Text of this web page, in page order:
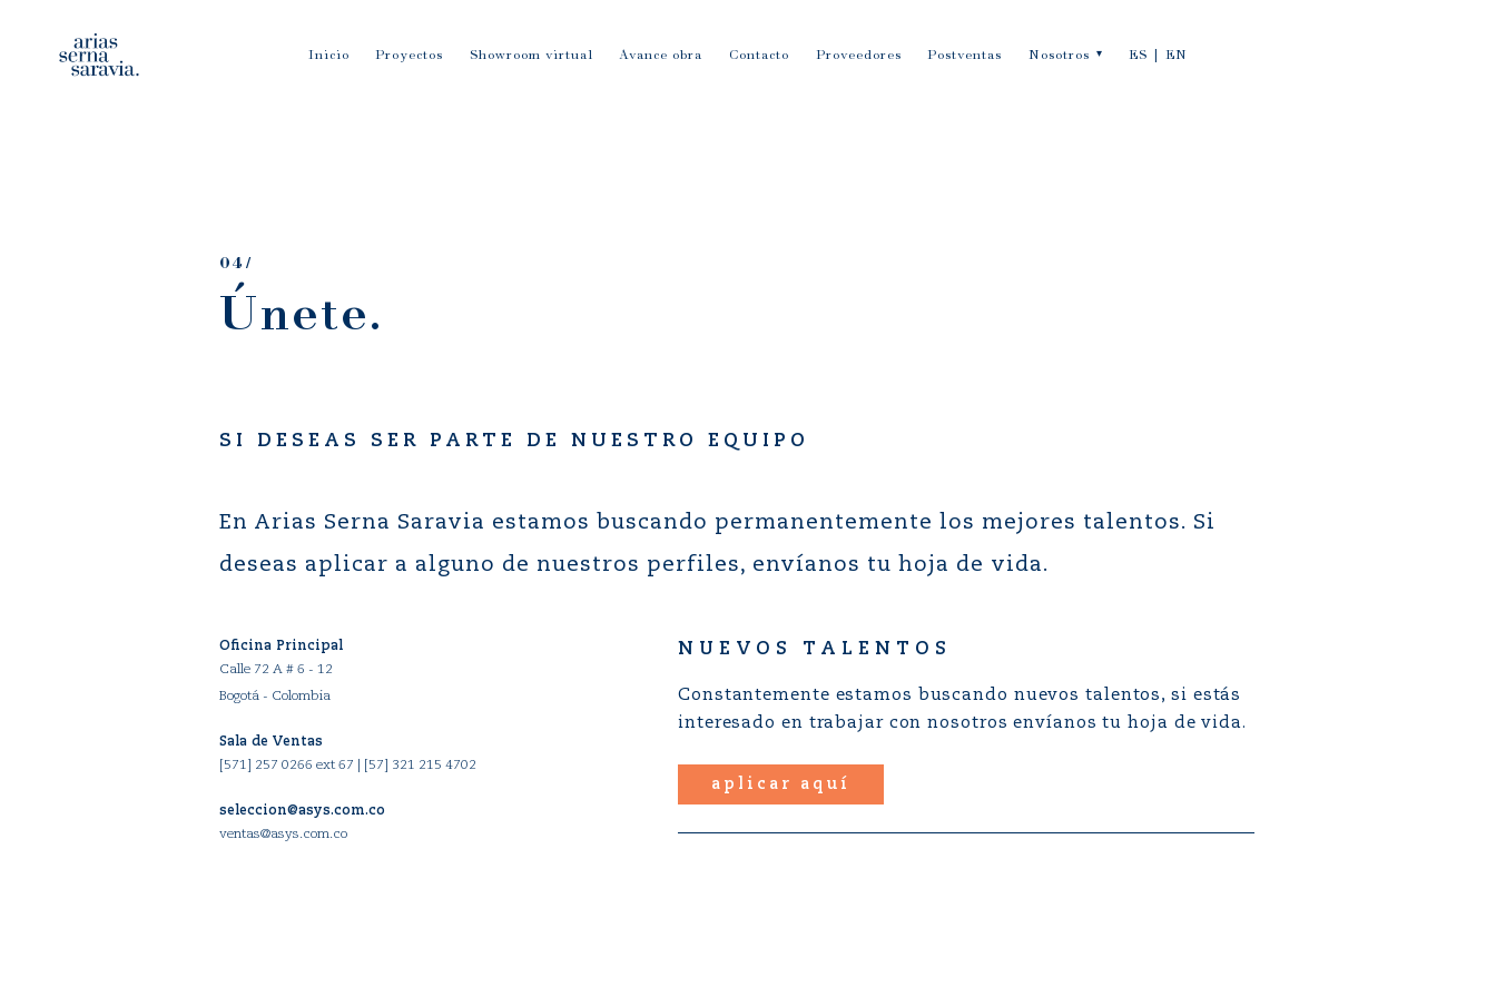
Inicio Proyectos Showroom virtual Avance obra Contacto Proveedores Postventas Nosotros ES |EN
04/
Únete.
SI DESEAS SER PARTE DE NUESTRO EQUIPO
En Arias Serna Saravia estamos buscando permanentemente los mejores talentos. Si
deseas aplicar a alguno de nuestros perfiles, envíanos tu hoja de vida.
Oficina Principal
Calle 72 A # 6 - 12
Bogotá - Colombia
Sala de Ventas
[571] 257 0266 ext 67
[57] 321 215 4702
seleccion@asys.com.co
ventas@asys.com.co
NUEVOS TALENTOS
Constantemente estamos buscando nuevos talentos, si estás
interesado en trabajar con nosotros envíanos tu hoja de vida.
aplicar aquí